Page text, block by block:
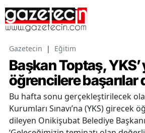
Gazetecin | Eğitim
Başkan Toptaş,
öğrencilere başarılar
Bu hafta sonu gerçekleştirilecek
Kurumları Sınavı’na (YKS) girecek
dileyen Onikişubat Belediye